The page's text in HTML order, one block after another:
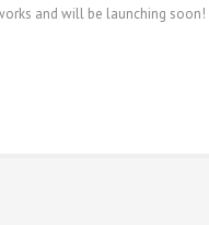
and will be launching soon!